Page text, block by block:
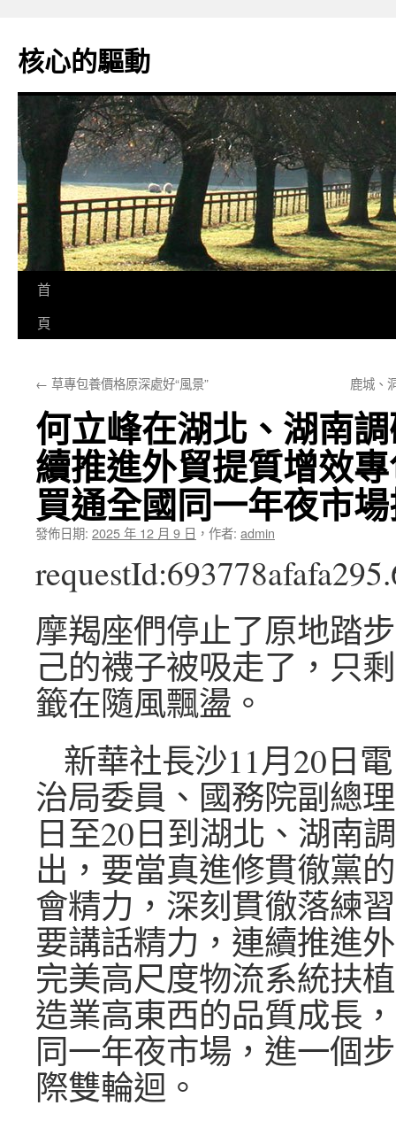
主
要
核心的驅動
首
頁
← 草專包養價格原深處好“風景” 鹿城、
何立峰在湖北、湖南
續推進外貿提質增效
買通全國同一年夜市
發佈日期: 2025 年 12 月 9 日 ， 作者: admin
摩羯座們停止了原地踏
己的襪子被吸走了，只
籤在隨風飄盪。
新華社長沙11月20日
治局委員、國務院副總
日至20日到湖北、湖南
出，要當真進修貫徹黨
會精力，深刻貫徹落練
要講話精力，連續推進
完美高尺度物流系統扶
造業高東西的品質成長
同一年夜市場，進一個
際雙輪迴。